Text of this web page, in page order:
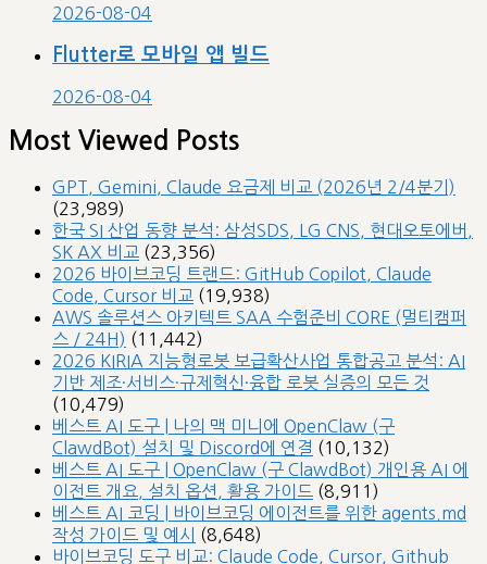
2026-08-04
Flutter로 모바일 앱 빌드
2026-08-04
Most Viewed Posts
GPT, Gemini, Claude 요금제 비교 (2026년 2/4분기)
(23,989)
한국 SI 산업 동향 분석: 삼성SDS, LG CNS, 현대오토에버,
SK AX 비교 (23,356)
2026 바이브코딩 트랜드: GitHub Copilot, Claude
Code, Cursor 비교 (19,938)
AWS 솔루션스 아키텍트 SAA 수험준비 CORE (멀티캠퍼
스 / 24H) (11,442)
2026 KIRIA 지능형로봇 보급확산사업 통합공고 분석: AI
기반 제조·서비스·규제혁신·융합 로봇 실증의 모든 것
(10,479)
베스트 AI 도구 | 나의 맥 미니에 OpenClaw (구
ClawdBot) 설치 및 Discord에 연결 (10,132)
베스트 AI 도구 | OpenClaw (구 ClawdBot) 개인용 AI 에
이전트 개요, 설치 옵션, 활용 가이드 (8,911)
베스트 AI 코딩 | 바이브코딩 에이전트를 위한 agents.md
작성 가이드 및 예시
(8,648)
바이브코딩 도구 비교: Claude Code, Cursor, Github